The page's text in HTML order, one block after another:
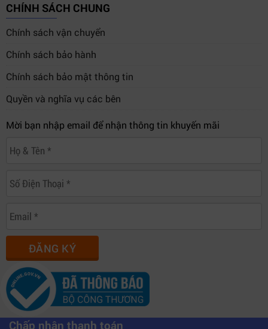
CHÍNH SÁCH CHUNG
Chính sách vận chuyển
Chính sách bảo hành
Chính sách bảo mật thông tin
Quyền và nghĩa vụ các bên
Mời bạn nhập email để nhận thông tin khuyến mãi
ĐĂNG KÝ
Chấp nhận thanh toán